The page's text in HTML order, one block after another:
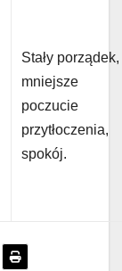
Stały porządek,
mniejsze
poczucie
przytłoczenia,
spokój.